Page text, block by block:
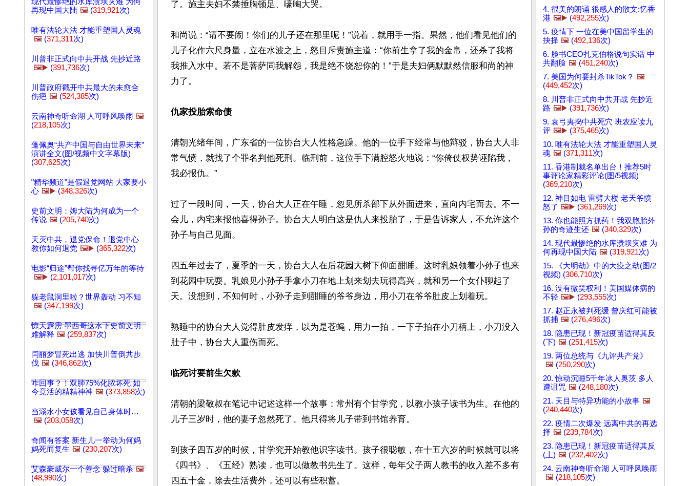
再现中国大陆 🖼️ (319,921次)
唯有法轮大法 才能重塑国人灵魂
🖼️ (371,311次)
川普非正式向中共开战 先抄近路
🖼️▶️ (391,736次)
川普政府戳开中共最大的未愈合
伤疤 🖼️ (524,385次)
云南神奇听命湖 人可呼风唤雨 🖼️
(218,105次)
蓬佩奥“共产中国与自由世界未来”
演讲全文(图/视频中文字幕版)
(307,625次)
"精华频道"是假退党网站 大家要小
心 🖼️▶️ (348,326次)
史前文明：姆大陆为何成为一个
传说 🖼️ (205,740次)
天灭中共，退党保命！退党中心
教你如何退党 🖼️▶️ (365,322次)
电影“归途”帮你找寻亿万年的等待
🖼️▶️ (2,101,017次)
躲老鼠洞里啦？世界轰动 习不知
🖼️ (347,199次)
惊天霹雳 墨西哥这水下史前文明
难解释 🖼️ (259,837次)
闫丽梦冒死出逃 加快川普倒共步
伐 🖼️ (346,862次)
咋回事？！双肺75%化脓坏死 如
今竟活的精精神神 🖼️ (373,858次)
当溺水小女孩看见自己身体时…
🖼️ (203,058次)
奇闻有答案 新生儿一举动为何妈
妈死而复生 🖼️ (230,207次)
艾森豪威尔一个善念 躲过暗杀 🖼️
(48,990次)
了。施主夫妇不禁捶胸顿足、嚎啕大哭。
和尚说：“请不要闹！你们的儿子还在那里呢！”说着，就用手一指。果然，他们看见他们的
儿子化作六尺身量，立在水波之上，怒目斥责施主道：“你前生拿了我的金帛，还杀了我将
我推入水中。若不是菩萨同我解怨，我是绝不饶恕你的！”于是夫妇俩默默然信服和尚的神
力了。
仇家投胎索命债
清朝光绪年间，广东省的一位协台大人性格急躁。他的一位手下经常与他辩驳，协台大人非
常气愤，就找了个罪名判他死刑。临刑前，这位手下满腔怒火地说：“你倚仗权势诬陷我，
我必报仇。”
过了一段时间，一天，协台大人正在午睡，忽见所杀部下从外面进来，直向内宅而去。不一
会儿，内宅来报他喜得孙子。协台大人明白这是仇人来投胎了，于是告诉家人，不允许这个
孙子与自己见面。
四五年过去了，夏季的一天，协台大人在后花园大树下仰面酣睡。这时乳娘领着小孙子也来
到花园中玩耍。乳娘见小孙子手拿小刀在地上划来划去玩得高兴，就和另一个女仆聊起了
天。没想到，不知何时，小孙子走到酣睡的爷爷身边，用小刀在爷爷肚皮上划着玩。
熟睡中的协台大人觉得肚皮发痒，以为是苍蝇，用力一拍，一下子拍在小刀柄上，小刀没入
肚子中，协台大人重伤而死。
临死讨要前生欠款
清朝的梁敬叔在笔记中记述这样一个故事：常州有个甘学究，以教小孩子读书为生。在他的
儿子三岁时，他的妻子忽然死了。他只得将儿子带到书馆养育。
到孩子四五岁的时候，甘学究开始教他识字读书。孩子很聪敏，在十五六岁的时候就可以将
《四书》、《五经》熟读，也可以做教书先生了。这样，每年父子两人教书的收入差不多有
四五十金，除去生活费外，还可以有些积蓄。
4. 很美的朗诵 很感人的散文:忆香
港 🖼️▶️ (492,255次)
5. 疫情下 一位在美中国留学生的
抉择 🖼️ (492,136次)
6. 脸书CEO扎克伯格说句实话 中
共翻脸 🖼️ (451,240次)
7. 美国为何要封杀TikTok？ 🖼️
(449,452次)
8. 川普非正式向中共开战 先抄近
路 🖼️▶️ (391,736次)
9. 袁弓夷捣中共死穴 班农应读九
评 🖼️▶️ (375,465次)
10. 唯有法轮大法 才能重塑国人灵
魂 🖼️ (371,311次)
11. 香港制裁名单出台！推荐5时
事评论家精彩评论(图/5视频)
(369,210次)
12. 神目如电 雷劈大楼 老天爷愤
怒了 🖼️▶️ (361,269次)
13. 你也能照方抓药！我双胞胎外
孙的奇迹生还 🖼️ (340,329次)
14. 现代最惨绝的水库溃坝灾难 为
何再现中国大陆 🖼️ (319,921次)
15. 《大明劫》中的大疫之劫(图/2
视频) (306,710次)
16. 没有微笑权利！美国媒体病的
不轻 🖼️▶️ (293,555次)
17. 赵正永被判死缓 曾庆红可能被
抓捕 🖼️ (276,496次)
18. 隐患已现！新冠疫苗适得其反
(下) 🖼️ (251,415次)
19. 两位总统与《九评共产党》
🖼️ (250,290次)
20. 惊动沉睡5千年冰人奥茨 多人
遭诅咒 🖼️ (248,180次)
21. 天目与特异功能的小故事 🖼️
(240,440次)
22. 疫情二次爆发 远离中共的再选
择 🖼️ (239,784次)
23. 隐患已现！新冠疫苗适得其反
(上) 🖼️ (232,402次)
24. 云南神奇听命湖 人可呼风唤雨
🖼️ (218,105次)